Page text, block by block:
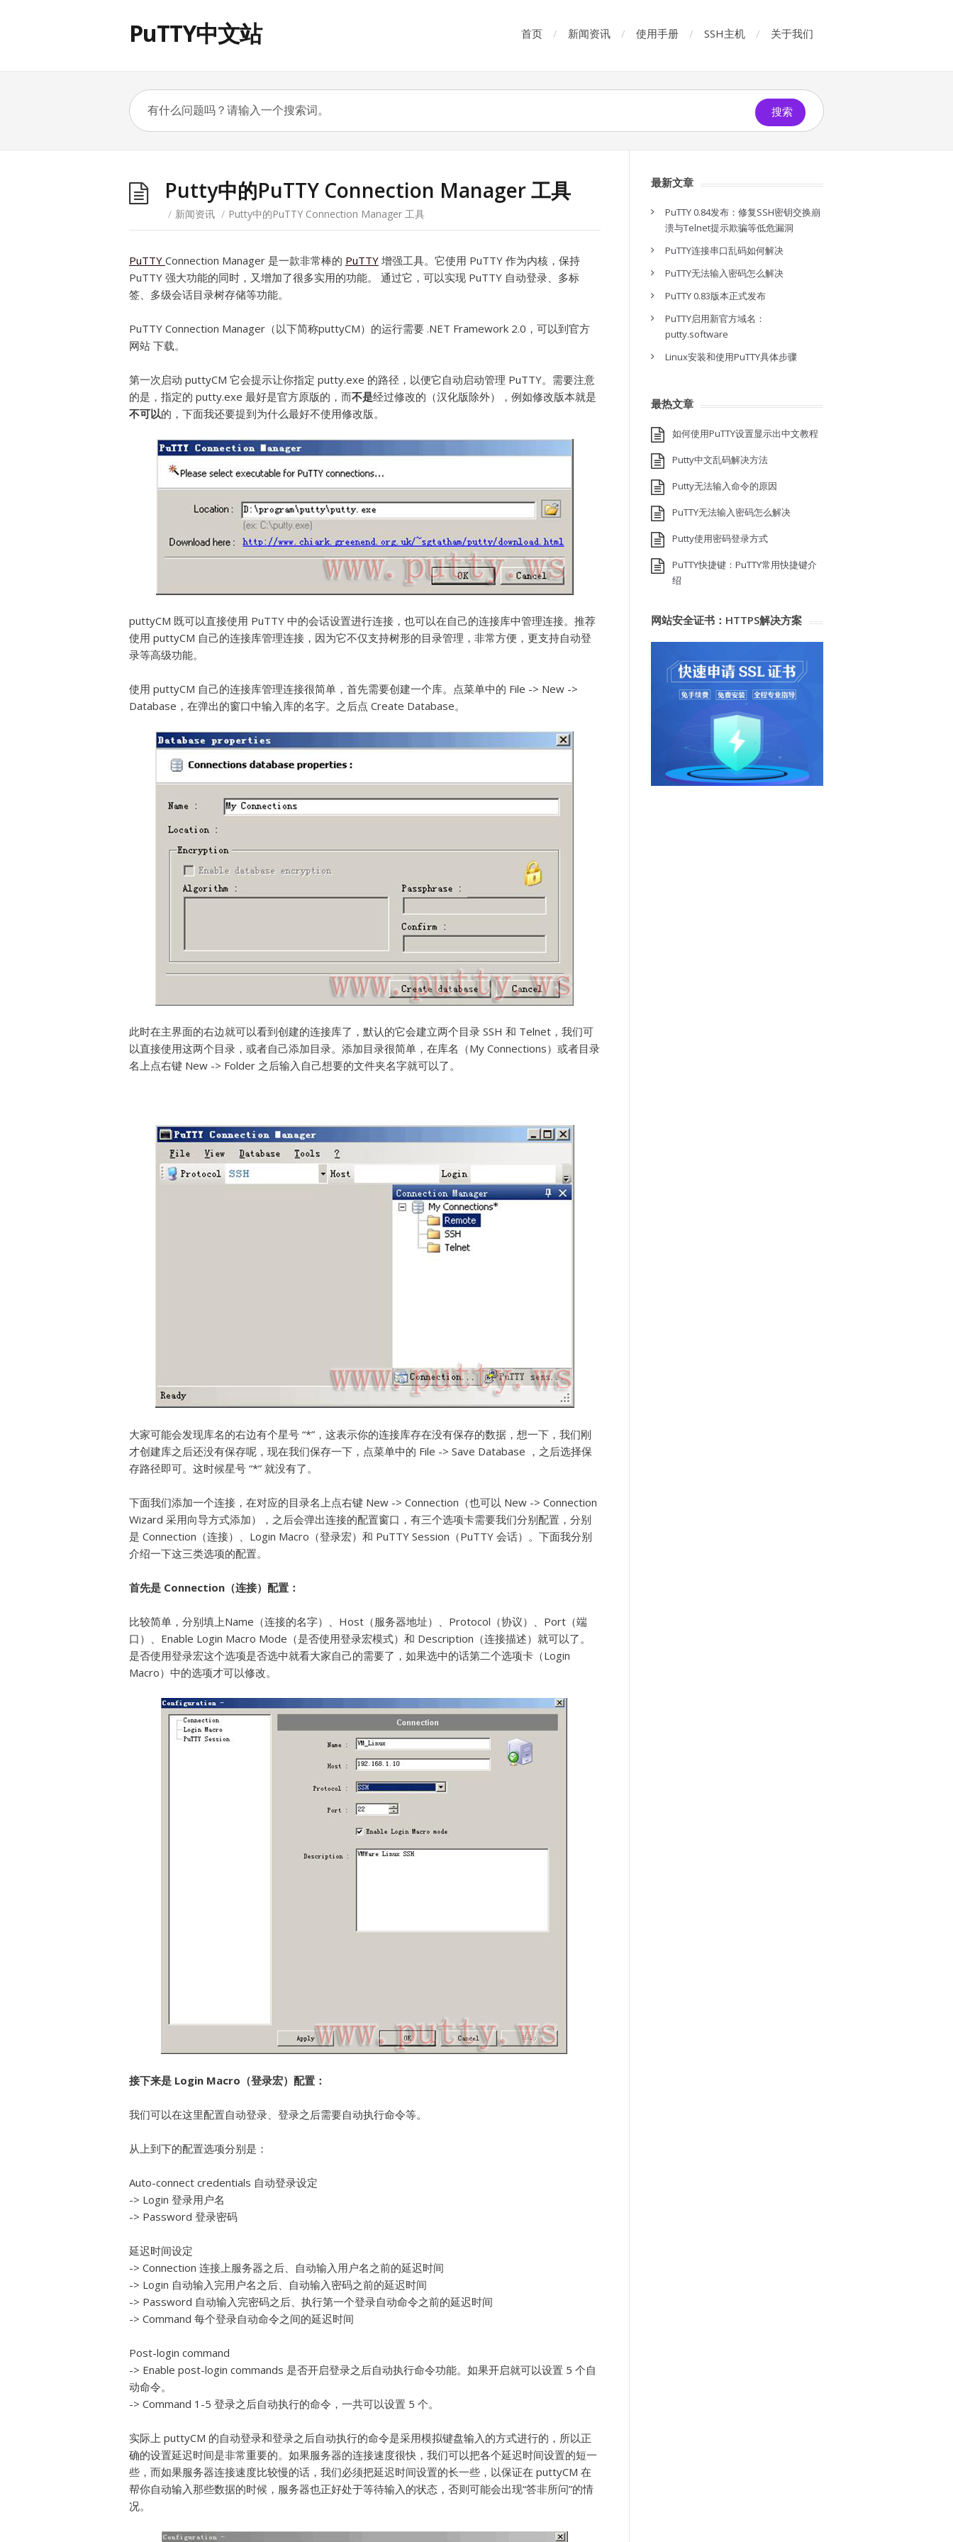
PuTTY中文站 首页 新闻资讯 使用手册 SSH主机 关于我们
搜索
Putty中的PuTTY Connection Manager 工具
/ 新闻资讯 / Putty中的PuTTY Connection Manager 工具
PuTTY Connection Manager 是一款非常棒的 PuTTY 增强工具。它使用 PuTTY 作为内核，保持
PuTTY 强大功能的同时，又增加了很多实用的功能。 通过它，可以实现 PuTTY 自动登录、多标
签、多级会话目录树存储等功能。
PuTTY Connection Manager（以下简称puttyCM）的运行需要 .NET Framework 2.0，可以到官方
网站 下载。
第一次启动 puttyCM 它会提示让你指定 putty.exe 的路径，以便它自动启动管理 PuTTY。需要注意
的是，指定的 putty.exe 最好是官方原版的，而不是经过修改的（汉化版除外），例如修改版本就是
不可以的，下面我还要提到为什么最好不使用修改版。
puttyCM 既可以直接使用 PuTTY 中的会话设置进行连接，也可以在自己的连接库中管理连接。推荐
使用 puttyCM 自己的连接库管理连接，因为它不仅支持树形的目录管理，非常方便，更支持自动登
录等高级功能。
使用 puttyCM 自己的连接库管理连接很简单，首先需要创建一个库。点菜单中的 File -> New ->
Database，在弹出的窗口中输入库的名字。之后点 Create Database。
此时在主界面的右边就可以看到创建的连接库了，默认的它会建立两个目录 SSH 和 Telnet，我们可
以直接使用这两个目录，或者自己添加目录。添加目录很简单，在库名（My Connections）或者目录
名上点右键 New -> Folder 之后输入自己想要的文件夹名字就可以了。
大家可能会发现库名的右边有个星号 “*”，这表示你的连接库存在没有保存的数据，想一下，我们刚
才创建库之后还没有保存呢，现在我们保存一下，点菜单中的 File -> Save Database ，之后选择保
存路径即可。这时候星号 “*” 就没有了。
下面我们添加一个连接，在对应的目录名上点右键 New -> Connection（也可以 New -> Connection
Wizard 采用向导方式添加），之后会弹出连接的配置窗口，有三个选项卡需要我们分别配置，分别
是 Connection（连接）、Login Macro（登录宏）和 PuTTY Session（PuTTY 会话）。下面我分别
介绍一下这三类选项的配置。
首先是 Connection（连接）配置：
比较简单，分别填上Name（连接的名字）、Host（服务器地址）、Protocol（协议）、Port（端
口）、Enable Login Macro Mode（是否使用登录宏模式）和 Description（连接描述）就可以了。
是否使用登录宏这个选项是否选中就看大家自己的需要了，如果选中的话第二个选项卡（Login
Macro）中的选项才可以修改。
接下来是 Login Macro（登录宏）配置：
我们可以在这里配置自动登录、登录之后需要自动执行命令等。
从上到下的配置选项分别是：
Auto-connect credentials 自动登录设定
-> Login 登录用户名
-> Password 登录密码
延迟时间设定
-> Connection 连接上服务器之后、自动输入用户名之前的延迟时间
-> Login 自动输入完用户名之后、自动输入密码之前的延迟时间
-> Password 自动输入完密码之后、执行第一个登录自动命令之前的延迟时间
-> Command 每个登录自动命令之间的延迟时间
Post-login command
-> Enable post-login commands 是否开启登录之后自动执行命令功能。如果开启就可以设置 5 个自
动命令。
-> Command 1-5 登录之后自动执行的命令，一共可以设置 5 个。
实际上 puttyCM 的自动登录和登录之后自动执行的命令是采用模拟键盘输入的方式进行的，所以正
确的设置延迟时间是非常重要的。如果服务器的连接速度很快，我们可以把各个延迟时间设置的短一
些，而如果服务器连接速度比较慢的话，我们必须把延迟时间设置的长一些，以保证在 puttyCM 在
帮你自动输入那些数据的时候，服务器也正好处于等待输入的状态，否则可能会出现“答非所问”的情
况。
最新文章
PuTTY 0.84发布：修复SSH密钥交换崩
溃与Telnet提示欺骗等低危漏洞
PuTTY连接串口乱码如何解决
PuTTY无法输入密码怎么解决
PuTTY 0.83版本正式发布
PuTTY启用新官方域名：
putty.software
Linux安装和使用PuTTY具体步骤
最热文章
如何使用PuTTY设置显示出中文教程
Putty中文乱码解决方法
Putty无法输入命令的原因
PuTTY无法输入密码怎么解决
Putty使用密码登录方式
PuTTY快捷键：PuTTY常用快捷键介
绍
网站安全证书：HTTPS解决方案